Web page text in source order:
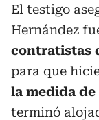
El testigo
Hernández
contratistas
para que
la medida de
terminó